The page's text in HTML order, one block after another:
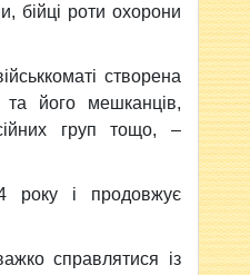
бійці роти охорони
створена
його мешканців,
груп тощо, –
року і продовжує
справлятися із